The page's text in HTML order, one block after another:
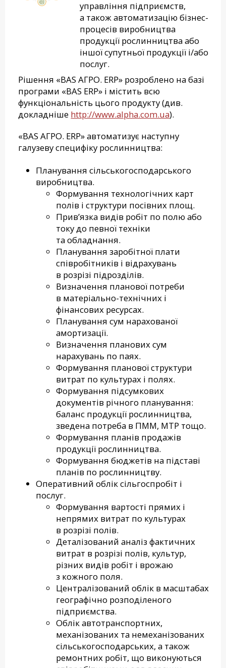
управління підприємств,
а також автоматизацію бізнес-
процесів виробництва
продукції рослинництва або
іншої супутньої продукції і/або
послуг.
Рішення «BAS АГРО. ERP» розроблено на базі
програми «BAS ERP» і містить всю
функціональність цього продукту (див.
докладніше http://www.alpha.com.ua).
«BAS АГРО. ERP» автоматизує наступну
галузеву специфіку рослинництва:
Планування сільськогосподарського
виробництва.
Формування технологічних карт
полів і структури посівних площ.
Прив’язка видів робіт по полю або
току до певної техніки
та обладнання.
Планування заробітної плати
співробітників і відрахувань
в розрізі підрозділів.
Визначення планової потреби
в матеріально-технічних і
фінансових ресурсах.
Планування сум нарахованої
амортизації.
Визначення планових сум
нарахувань по паях.
Формування планової структури
витрат по культурах і полях.
Формування підсумкових
документів річного планування:
баланс продукції рослинництва,
зведена потреба в ПММ, МТР тощо.
Формування планів продажів
продукції рослинництва.
Формування бюджетів на підставі
планів по рослинництву.
Оперативний облік сільгоспробіт і
послуг.
Формування вартості прямих і
непрямих витрат по культурах
в розрізі полів.
Деталізований аналіз фактичних
витрат в розрізі полів, культур,
різних видів робіт і врожаю
з кожного поля.
Централізований облік в масштабах
географічно розподіленого
підприємства.
Облік автотранспортних,
механізованих та немеханізованих
сільськогосподарських, а також
ремонтних робіт, що виконуються